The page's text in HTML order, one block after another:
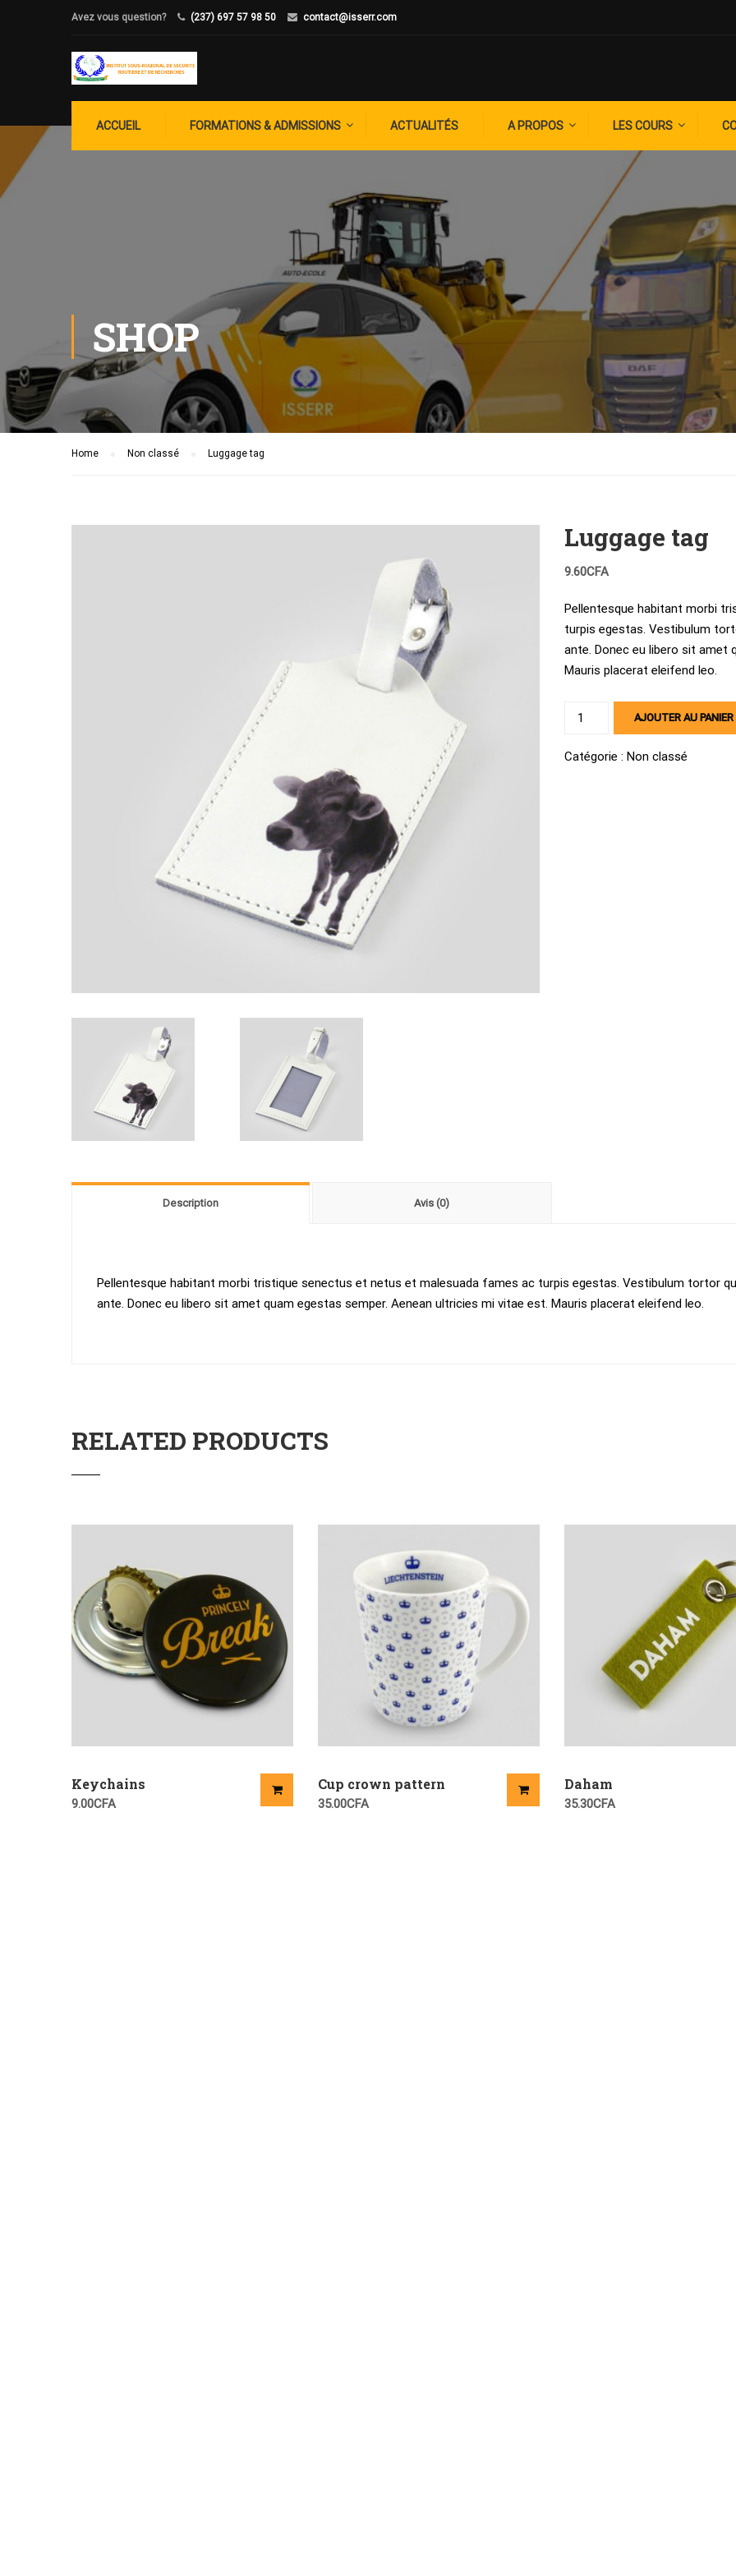
Avez vous question? (237) 697 57 98 50 contact@isserr.com
ACCUEIL FORMATIONS & ADMISSIONS ACTUALITÉS A PROPOS LES COURS
SHOP
Home Non classé Luggage tag
Luggage tag
9.60CFA
Pellentesque habitant morbi
turpis egestas. Vestibulum
ante. Donec eu libero sit amet
Mauris placerat eleifend leo.
quantité
Luggage
AJOUTER AU PANIER
Catégorie : Non classé
Description Avis (0)
Pellentesque habitant morbi tristique senectus et netus et malesuada fames ac turpis egestas. Vestibulum tortor
ante. Donec eu libero sit amet quam egestas semper. Aenean ultricies mi vitae est. Mauris placerat eleifend leo.
RELATED PRODUCTS
Keychains
9.00CFA
Cup crown pattern
35.00CFA
Daham
35.30CFA